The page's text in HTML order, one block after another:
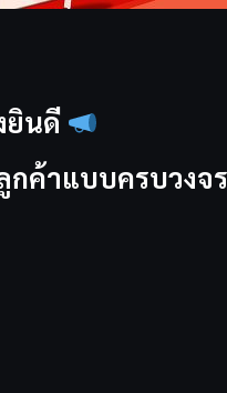
ยินดี
ค้าแบบครบวง